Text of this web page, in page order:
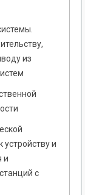
из
устройству и
и
с